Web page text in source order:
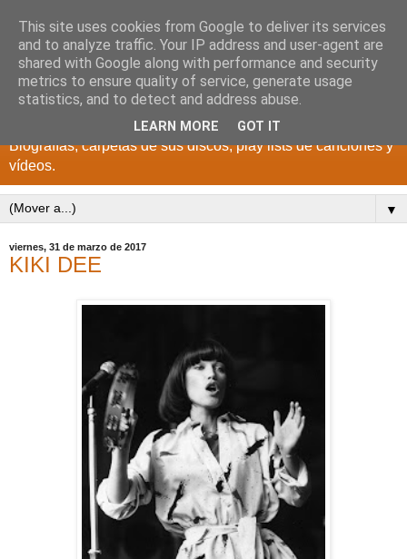
DISCOS PARA EL
RECUERDO
CANTANTES Y GRUPOS DE LOS AÑOS 1950 a 2022.
Biografías, carpetas de sus discos, play lists de canciones y
vídeos.
▼
viernes, 31 de marzo de 2017
KIKI DEE
This site uses cookies from Google to deliver its services
and to analyze traffic. Your IP address and user-agent are
shared with Google along with performance and security
metrics to ensure quality of service, generate usage
statistics, and to detect and address abuse.
LEARN MORE GOT IT